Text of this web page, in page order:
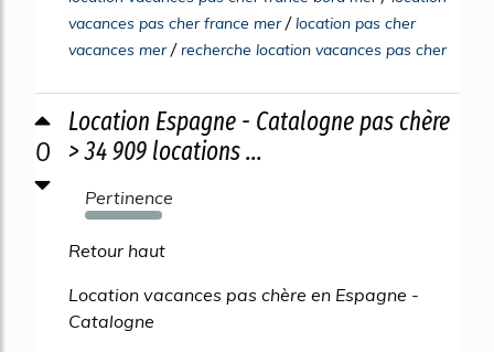
vacances pas cher france mer/ location pas cher
vacances mer/ recherche location vacances pas cher
0
Location Espagne - Catalogne pas chère
> 34 909 locations ...
Pertinence
1242%
Retour haut
Location vacances pas chère en Espagne -
Catalogne